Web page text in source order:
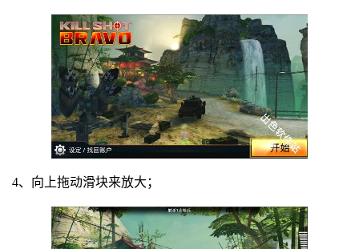
4、向上拖动滑块来放大；